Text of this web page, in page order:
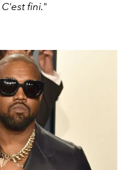
C'est fini."